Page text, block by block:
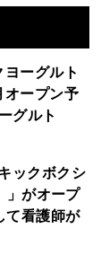
ーグルト
オープン予
グルト
ックボクシ
」がオープ
て看護師が